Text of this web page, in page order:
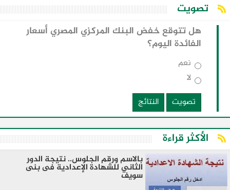
تصويت
هل تتوقع خفض البنك المركزي المصري أسعار
الفائدة اليوم؟
نعم
لا
تصويت
النتائج
الأكثر قراءة
بالاسم ورقم الجلوس.. نتيجة الدور
الثاني للشهادة الإعدادية فى بنى
سويف